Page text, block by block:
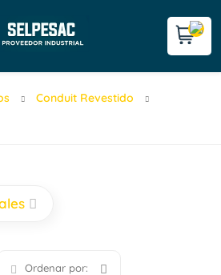
Conduit Revestido
Ordenar por: